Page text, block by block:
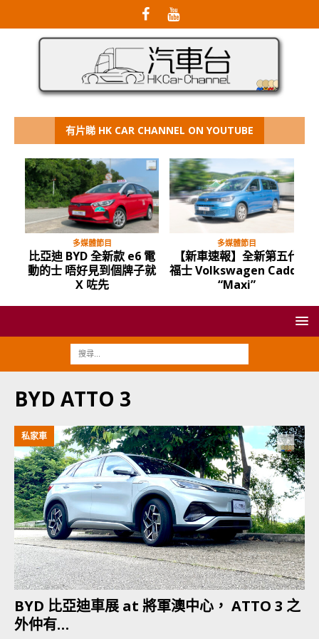
有片睇 HK CAR CHANNEL ON YOUTUBE
多媒體節目
比亞迪 BYD 全新款 e6 電
動的士 唔好見到個牌子就
X 咗先
多媒體節目
【新車速報】全新第五代
福士 Volkswagen Caddy
“Maxi”
BYD ATTO 3
私家車
BYD 比亞迪車展 at 將軍澳中心， ATTO 3 之
外仲有…